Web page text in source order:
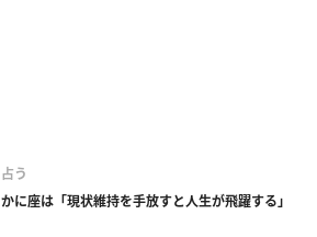
占う
かに座は「現状維持を手放すと人生が飛躍する」